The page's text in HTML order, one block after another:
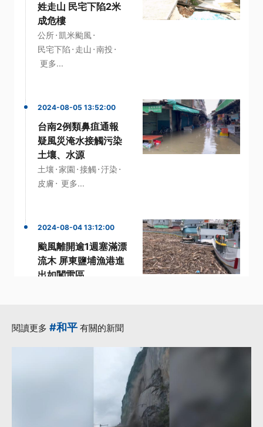
姓走山 民宅下陷2米
成危樓
公所·凱米颱風·
民宅下陷 · 走山 ·南投 ·
更多...
2024-08-05 13:52:00
台南2例類鼻疽通報
疑風災淹水接觸污染
土壤、水源
土壤 ·家園 ·接觸·汙染 ·
皮膚 · 更多...
2024-08-04 13:12:00
颱風離開逾1週塞滿漂
流木 屏東鹽埔漁港進
出如闖雷區
閱讀更多 #和平 有關的新聞